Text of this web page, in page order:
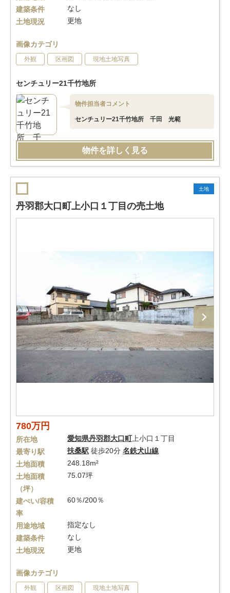
建築条件
なし
土地現況
更地
画像カテゴリ
外観 区画図 現地土地写真
センチュリー21千竹地所
物件担当者コメント
センチュリー21千竹地所 千田 光範
物件を詳しく見る
土地
丹羽郡大口町上小口１丁目の売土地
780万円
所在地 愛知県丹羽郡大口町上小口１丁目
最寄り駅
扶桑駅 徒歩20分 名鉄犬山線
土地面積
248.18m²
土地面積
（坪）
75.07坪
建ぺい/容積
率
60％/200％
用途地域
指定なし
建築条件
なし
土地現況
更地
画像カテゴリ
外観 区画図 現地土地写真